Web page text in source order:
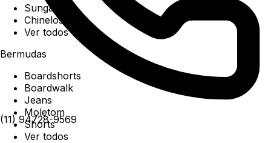
(11) 94728-9569
Sunga
Chinelos
Ver todos
Bermudas
Boardshorts
Boardwalk
Jeans
Moletom
Shorts
Ver todos